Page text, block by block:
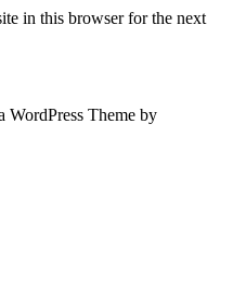
in this browser for the next
WordPress Theme by